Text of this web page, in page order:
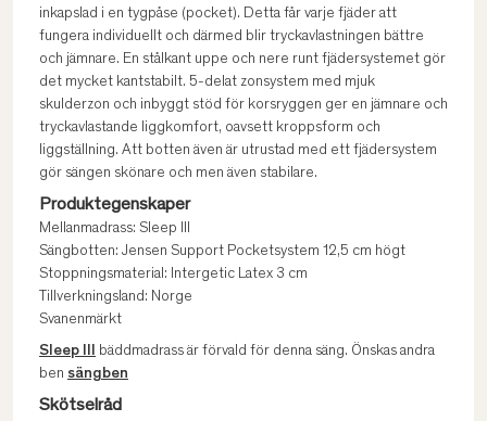
inkapslad i en tygpåse (pocket). Detta får varje fjäder att
fungera individuellt och därmed blir tryckavlastningen bättre
och jämnare. En stålkant uppe och nere runt fjädersystemet gör
det mycket kantstabilt. 5-delat zonsystem med mjuk
skulderzon och inbyggt stöd för korsryggen ger en jämnare och
tryckavlastande liggkomfort, oavsett kroppsform och
liggställning. Att botten även är utrustad med ett fjädersystem
gör sängen skönare och men även stabilare.
Produktegenskaper
Mellanmadrass: Sleep III
Sängbotten: Jensen Support Pocketsystem 12,5 cm högt
Stoppningsmaterial: Intergetic Latex 3 cm
Tillverkningsland: Norge
Svanenmärkt
Sleep III bäddmadrass är förvald för denna säng. Önskas andra
ben sängben
Skötselråd